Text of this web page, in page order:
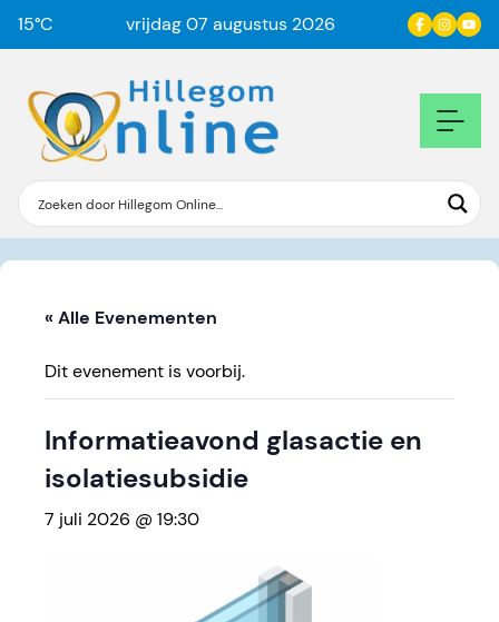
15°C vrijdag 07 augustus 2026
« Alle Evenementen
Dit evenement is voorbij.
Informatieavond glasactie en
isolatiesubsidie
7 juli 2026 @ 19:30